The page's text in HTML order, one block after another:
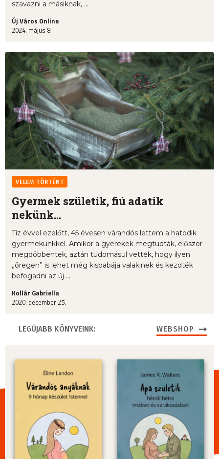
szavazni a másiknak, ...
Új Város Online
2024. május 8.
VELEM TÖRTÉNT
Gyermek születik, fiú adatik
nekünk...
Tíz évvel ezelőtt, 45 évesen várandós lettem a hatodik
gyermekünkkel. Amikor a gyerekek megtudták, először
megdöbbentek, aztán tudomásul vették, hogy ilyen
„öregen” is lehet még kisbabája valakinek és kezdték
befogadni az új ...
Kollár Gabriella
2020. december 25.
LEGÚJABB KÖNYVEINK: WEBSHOP